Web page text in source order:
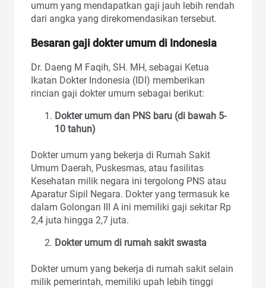
umum yang mendapatkan gaji jauh lebih rendah
dari angka yang direkomendasikan tersebut.
Besarangaji dokterumum di Indonesia
Dr. Daeng M Faqih, SH. MH, sebagai Ketua
Ikatan Dokter Indonesia (IDI) memberikan
rincian gaji dokter umum sebagai berikut:
Dokter umum dan PNS baru (di bawah 5-
10 tahun)
Dokter umum yang bekerja di Rumah Sakit
Umum Daerah, Puskesmas, atau fasilitas
Kesehatan milik negara ini tergolong PNS atau
Aparatur Sipil Negara. Dokter yang termasuk ke
dalam Golongan III A ini memiliki gaji sekitar Rp
2,4 juta hingga 2,7 juta.
Dokter umum di rumah sakit swasta
Dokter umum yang bekerja di rumah sakit selain
milik pemerintah, memiliki upah lebih tinggi